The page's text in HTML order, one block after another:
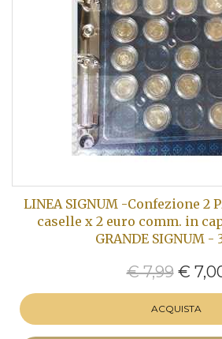
LINEA SIGNUM -Confezione 2
caselle x 2 euro comm. in
GRANDE SIGNUM -
€ 7,99€
ACQUISTA